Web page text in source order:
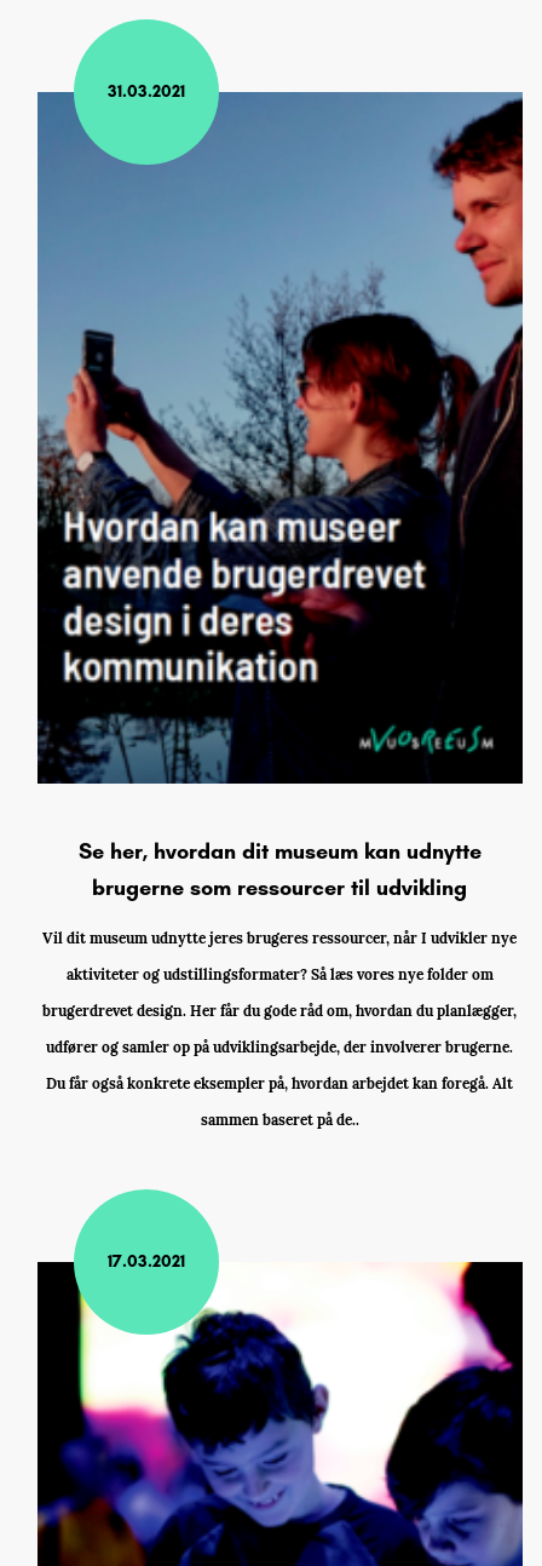
31.03.2021
Se her, hvordan dit museum kan udnytte
brugerne som ressourcer til udvikling
Vil dit museum udnytte jeres brugeres ressourcer, når I udvikler nye
aktiviteter og udstillingsformater? Så læs vores nye folder om
brugerdrevet design. Her får du gode råd om, hvordan du planlægger,
udfører og samler op på udviklingsarbejde, der involverer brugerne.
Du får også konkrete eksempler på, hvordan arbejdet kan foregå. Alt
sammen baseret på de..
17.03.2021